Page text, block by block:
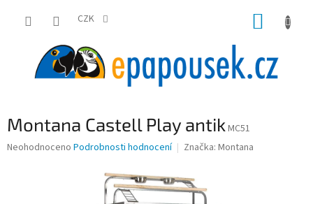
CZK
Montana Castell Play antik MC51
Průměrné
Neohodnoceno Podrobnosti hodnocení Značka: Montana